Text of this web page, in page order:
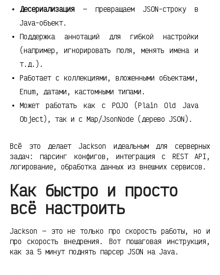
Десериализация — превращаем JSON-строку в
Java-объект.
Поддержка аннотаций для гибкой настройки
(например, игнорировать поля, менять имена и
т.д.).
Работает с коллекциями, вложенными объектами,
Enum, датами, кастомными типами.
Может работать как с POJO (Plain Old Java
Object), так и с Map/JsonNode (дерево JSON).
Всё это делает Jackson идеальным для серверных
задач: парсинг конфигов, интеграция с REST API,
логирование, обработка данных из внешних сервисов.
Как быстро и просто
всё настроить
Jackson — это не только про скорость работы, но и
про скорость внедрения. Вот пошаговая инструкция,
как за 5 минут поднять парсер JSON на Java.